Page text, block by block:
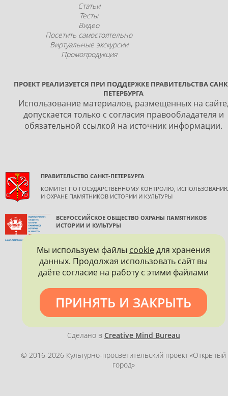
Статьи
Тесты
Видео
Посетить самостоятельно
Виртуальные экскурсии
Промопродукция
ПРОЕКТ РЕАЛИЗУЕТСЯ ПРИ ПОДДЕРЖКЕ ПРАВИТЕЛЬСТВА
ПЕТЕРБУРГА
Использование материалов, размещенных на
допускается только с согласия правообладателя и
обязательной ссылкой на источник информации.
ПРАВИТЕЛЬСТВО САНКТ-ПЕТЕРБУРГА
КОМИТЕТ ПО ГОСУДАРСТВЕННОМУ КОНТРОЛЮ,
И ОХРАНЕ ПАМЯТНИКОВ ИСТОРИИ И КУЛЬТУРЫ
ВСЕРОССИЙСКОЕ ОБЩЕСТВО ОХРАНЫ ПАМЯТНИКОВ
ИСТОРИИ И КУЛЬТУРЫ
Политика конфиденциальности
Сделано в Creative Mind Bureau
© 2016-2026 Культурно-просветительский проект «Открытый
город»
Мы используем файлы cookieдля хранения
данных. Продолжая использовать сайт вы
даёте согласие на работу с этими файлами
ПРИНЯТЬ И ЗАКРЫТЬ